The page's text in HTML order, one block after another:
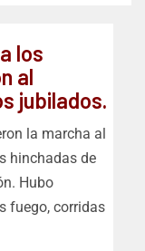
los
al
jubilados.
la marcha al
hinchadas de
Hubo
fuego, corridas